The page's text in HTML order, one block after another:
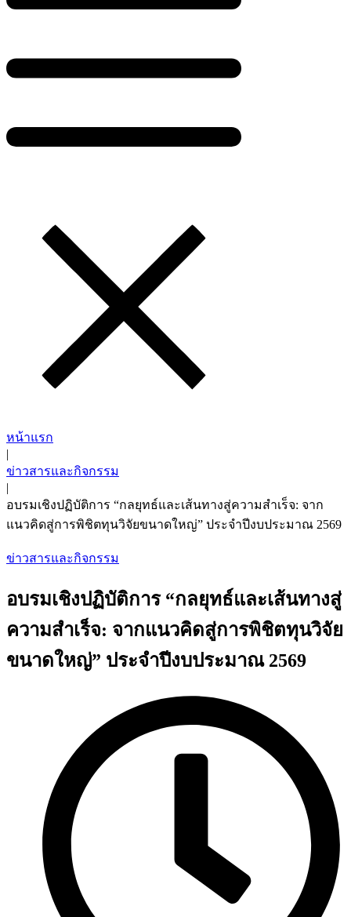
หน้าแรก
|
ข่าวสารและกิจกรรม
|
อบรมเชิงปฏิบัติการ “กลยุทธ์และเส้นทางสู่ความสำเร็จ: จาก
แนวคิดสู่การพิชิตทุนวิจัยขนาดใหญ่” ประจำปีงบประมาณ 2569
ข่าวสารและกิจกรรม
อบรมเชิงปฏิบัติการ “กลยุทธ์และเส้นทางสู่
ความสำเร็จ: จากแนวคิดสู่การพิชิตทุนวิจัย
ขนาดใหญ่” ประจำปีงบประมาณ 2569